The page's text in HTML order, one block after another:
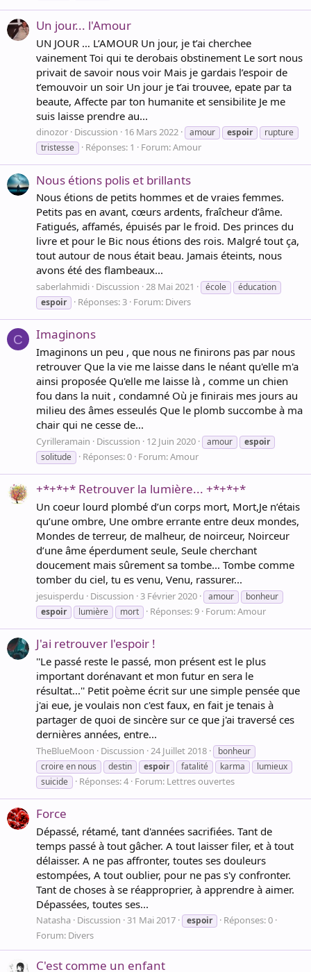
Un jour... l'Amour
UN JOUR … L’AMOUR Un jour, je t’ai cherchee
vainement Toi qui te derobais obstinement Le sort nous
privait de savoir nous voir Mais je gardais l’espoir de
t’emouvoir un soir Un jour je t’ai trouvee, epate par ta
beaute, Affecte par ton humanite et sensibilite Je me
suis laisse prendre au...
dinozor Discussion 16 Mars 2022 amour espoir
rupture
tristesse
Réponses: 1 Forum:Amour
Nous étions polis et brillants
Nous étions de petits hommes et de vraies femmes.
Petits pas en avant, cœurs ardents, fraîcheur d’âme.
Fatigués, affamés, épuisés par le froid. Des princes du
livre et pour le Bic nous étions des rois. Malgré tout ça,
tout autour de nous était beau. Jamais éteints, nous
avons été des flambeaux...
saberlahmidi Discussion 28 Mai 2021 école
éducation
espoir
Réponses: 3 Forum: Divers
C Imaginons
Imaginons un peu , que nous ne finirons pas par nous
retrouver Que la vie me laisse dans le néant qu'elle m'a
ainsi proposée Qu'elle me laisse là , comme un chien
fou dans la nuit , condamné Où je finirais mes jours au
milieu des âmes esseulés Que le plomb succombe à ma
chair qui ne cesse de...
Cyrilleramain Discussion 12 Juin 2020 amour
espoir
solitude
Réponses: 0 Forum:Amour
+*+*+* Retrouver la lumière... +*+*+*
Un coeur lourd plombé d’un corps mort, Mort,Je n’étais
qu’une ombre, Une ombre errante entre deux mondes,
Mondes de terreur, de malheur, de noirceur, Noirceur
d’une âme éperdument seule, Seule cherchant
doucement mais sûrement sa tombe... Tombe comme
tomber du ciel, tu es venu, Venu, rassurer...
jesuisperdu Discussion 3 Février 2020 amour
bonheur
espoir
lumière mort Réponses: 9 Forum:Amour
J'ai retrouver l'espoir !
''Le passé reste le passé, mon présent est le plus
important dorénavant et mon futur en sera le
résultat...'' Petit poème écrit sur une simple pensée que
j'ai eue, je voulais non c'est faux, en fait je tenais à
partager de quoi de sincère sur ce que j'ai traversé ces
dernières années, entre...
TheBlueMoon Discussion 24 Juillet 2018
bonheur
croire en nous
destin espoir fatalité karma
lumieux
suicide
Réponses: 4 Forum: Lettres ouvertes
Force
Dépassé, rétamé, tant d'années sacrifiées. Tant de
temps passé à tout gâcher. A tout laisser filer, et à tout
délaisser. A ne pas affronter, toutes ses douleurs
estompées, A tout oublier, pour ne pas s'y confronter.
Tant de choses à se réapproprier, à apprendre à aimer.
Dépassées, toutes ses...
Natasha Discussion 31 Mai 2017 espoir
Réponses: 0
Forum: Divers
C'est comme un enfant